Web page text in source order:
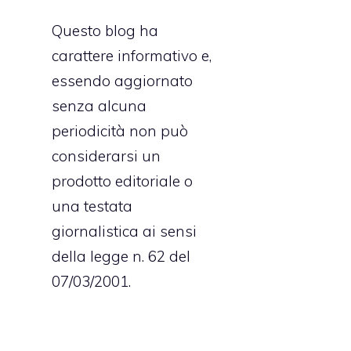
Questo blog ha
carattere informativo e,
essendo aggiornato
senza alcuna
periodicità non può
considerarsi un
prodotto editoriale o
una testata
giornalistica ai sensi
della legge n. 62 del
07/03/2001.